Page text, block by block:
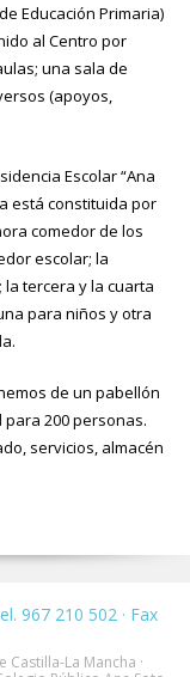
Educación Primaria)
al Centro por
una sala de
(apoyos,
Escolar “Ana
está constituida por
comedor de los
escolar; la
tercera y la cuarta
para niños y otra
de un pabellón
200 personas.
servicios, almacén
967 210 502 · Fax
La Mancha ·